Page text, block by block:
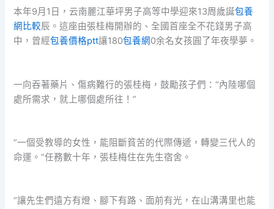
本年9月1日，云南麗江華坪男子高等中學迎來13周歲誕包養
網比較辰。這座由張桂梅開辦的、全國首座全不花錢男子高
中，曾經包養價格ptt讓180包養網0余名女孩圓了年夜學夢。
一向吞著藥片、傷病難行的張桂梅，鼓勵孩子們：“內陸哪個
處所需求，就上哪個處所往！”
“一個受教導的女性，能阻斷貧苦的代際傳遞，轉變三代人的
命運。”任務數十年，張桂梅住在先生宿舍。
“讓先生們遠方有燈、腳下有路、面前有光，在山溝溝里也能